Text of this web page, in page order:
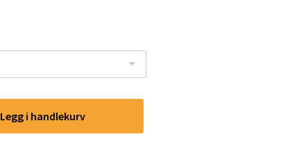
Legg i handlekurv